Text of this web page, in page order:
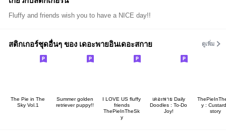
Fluffy and friends wish you to have a NICE day!!
สติกเกอร์ชุดอื่นๆ ของ เดอะพายอินเดอะสกาย ดูเพิ่ม
The Pie in The
Sky Vol.1
Summer golden
retriever puppy!!
I LOVE US fluffy
friends
ThePieInTheSk
y
เดอะพาย Daily
Doodles : To-Do
Joy!
y :
story